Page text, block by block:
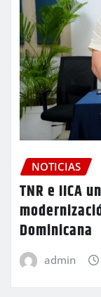
NOTICIAS
TNR e IICA
Dominicana
admin